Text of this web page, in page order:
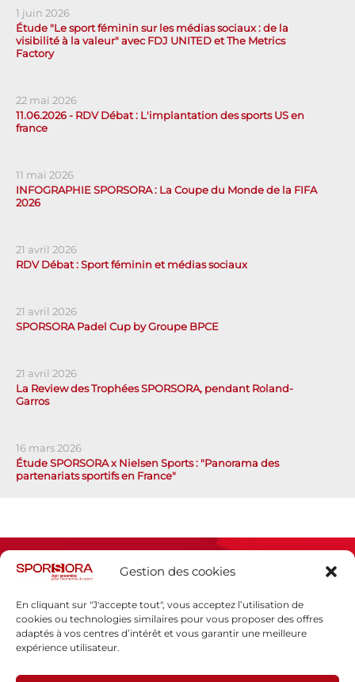
Gestion des cookies
En cliquant sur "J'accepte tout", vous acceptez l’utilisation de
cookies ou technologies similaires pour vous proposer des offres
adaptés à vos centres d’intérêt et vous garantir une meilleure
expérience utilisateur.
1 juin 2026
Étude "Le sport féminin sur les médias sociaux : de la
visibilité à la valeur" avec FDJ UNITED et The Metrics
Factory
22 mai 2026
11.06.2026 - RDV Débat : L'implantation des sports US en
france
11 mai 2026
INFOGRAPHIE SPORSORA : La Coupe du Monde de la FIFA
2026
21 avril 2026
RDV Débat : Sport féminin et médias sociaux
21 avril 2026
SPORSORA Padel Cup by Groupe BPCE
21 avril 2026
La Review des Trophées SPORSORA, pendant Roland-
Garros
16 mars 2026
Étude SPORSORA x Nielsen Sports : "Panorama des
partenariats sportifs en France"
Espace presse
Politique de confidentialité